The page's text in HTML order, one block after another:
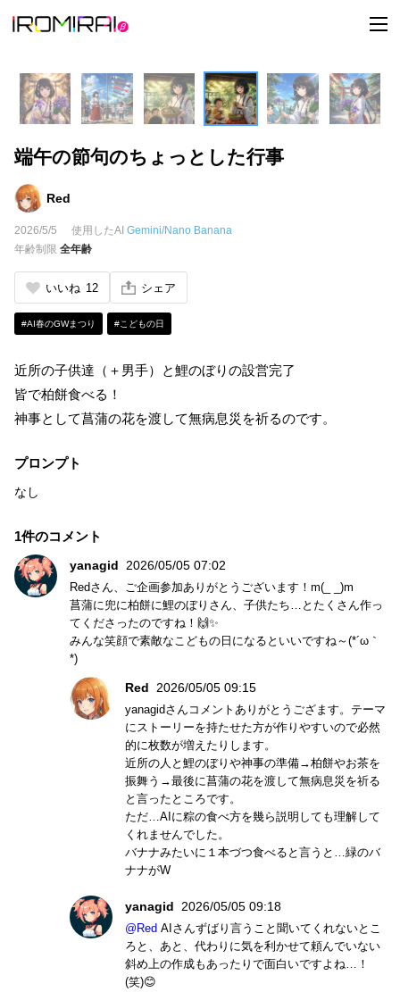
t
o
l
e
n
a
v
端午の節句のちょっとした行事
Red
2026/5/5 使用したAI Gemini/Nano Banana
年齢制限 全年齢
いいね 12 シェア
#AI春のGWまつり #こどもの日
近所の子供達（＋男手）と鯉のぼりの設営完了
皆で柏餅食べる！
神事として菖蒲の花を渡して無病息災を祈るのです。
プロンプト
なし
1件のコメント
yanagid 2026/05/05 07:02
Redさん、ご企画参加ありがとうございます！m(_ _)m
菖蒲に兜に柏餅に鯉のぼりさん、子供たち…とたくさん作っ
てくださったのですね！🙌✨
みんな笑顔で素敵なこどもの日になるといいですね～(*´ω｀
*)
Red 2026/05/05 09:15
yanagidさんコメントありがとうござます。テーマ
にストーリーを持たせた方が作りやすいので必然
的に枚数が増えたりします。
近所の人と鯉のぼりや神事の準備→柏餅やお茶を
振舞う→最後に菖蒲の花を渡して無病息災を祈る
と言ったところです。
ただ…AIに粽の食べ方を幾ら説明しても理解して
くれませんでした。
バナナみたいに１本づつ食べると言うと…緑のバ
ナナがW
yanagid 2026/05/05 09:18
@Red AIさんずばり言うこと聞いてくれないとこ
ろと、あと、代わりに気を利かせて頼んでいない
斜め上の作成もあったりで面白いですよね…！
(笑)😊